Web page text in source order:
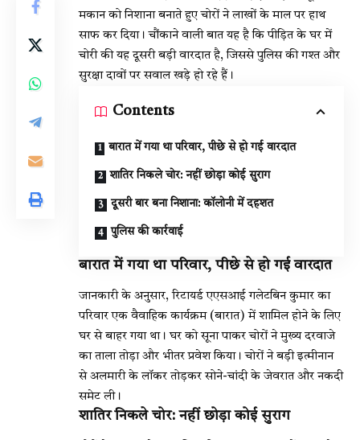
मकान को निशाना बनाते हुए चोरों ने लाखों के माल पर हाथ
साफ कर दिया। चौंकाने वाली बात यह है कि पीड़ित के घर में
चोरी की यह दूसरी बड़ी वारदात है, जिससे पुलिस की गश्त और
सुरक्षा दावों पर सवाल खड़े हो रहे हैं।
Contents
बारात में गया था परिवार, पीछे से हो गई वारदात
शातिर निकले चोर: नहीं छोड़ा कोई सुराग
दूसरी बार बना निशाना: कॉलोनी में दहशत
पुलिस की कार्रवाई
बारात में गया था परिवार, पीछे से हो गई वारदात
जानकारी के अनुसार, रिटायर्ड एएसआई गलेटबिन कुमार का
परिवार एक वैवाहिक कार्यक्रम (बारात) में शामिल होने के लिए
घर से बाहर गया था। घर को सूना पाकर चोरों ने मुख्य दरवाजे
का ताला तोड़ा और भीतर प्रवेश किया। चोरों ने बड़ी इत्मीनान
से अलमारी के लॉकर तोड़कर सोने-चांदी के जेवरात और नकदी
समेट ली।
शातिर निकले चोर: नहीं छोड़ा कोई सुराग